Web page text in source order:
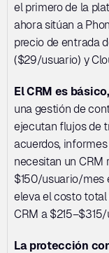
el primero de la
ahora sitúan a
precio de entrada
($29/usuario) y
El CRM es
una gestión de
ejecutan flujos de
acuerdos,
necesitan un CRM
$150/usuario/mes
eleva el costo
CRM a
La protección